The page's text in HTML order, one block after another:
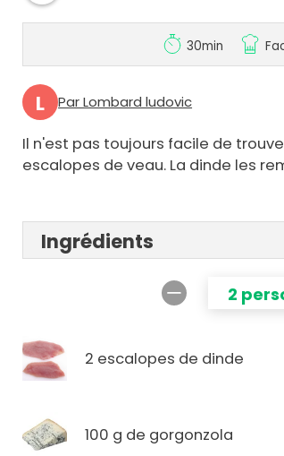
30min
L Par Lombard ludovic
Il n'est pas toujours facile de
escalopes de veau. La dinde les
Ingrédients
2
2 escalopes de dinde
100 g de gorgonzola